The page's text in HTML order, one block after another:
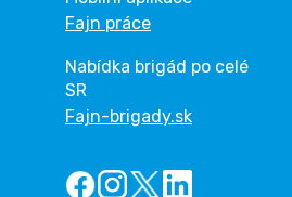
Fajn práce
Nabídka brigád po celé
SR
Fajn-brigady.sk